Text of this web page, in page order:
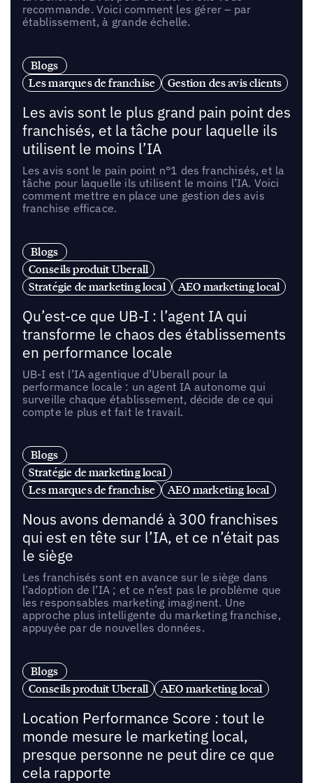
recommande. Voici comment les gérer – par
établissement, à grande échelle.
Blogs
Les marques de franchise
Gestion des avis clients
Les avis sont le plus grand pain point des
franchisés, et la tâche pour laquelle ils
utilisent le moins l’IA
Les avis sont le pain point n°1 des franchisés, et la
tâche pour laquelle ils utilisent le moins l’IA. Voici
comment mettre en place une gestion des avis
franchise efficace.
Blogs
Conseils produit Uberall
Stratégie de marketing local
AEO marketing local
Qu’est-ce que UB-I : l’agent IA qui
transforme le chaos des établissements
en performance locale
UB-I est l’IA agentique d’Uberall pour la
performance locale : un agent IA autonome qui
surveille chaque établissement, décide de ce qui
compte le plus et fait le travail.
Blogs
Stratégie de marketing local
Les marques de franchise
AEO marketing local
Nous avons demandé à 300 franchises
qui est en tête sur l’IA, et ce n’était pas
le siège
Les franchisés sont en avance sur le siège dans
l’adoption de l’IA ; et ce n’est pas le problème que
les responsables marketing imaginent. Une
approche plus intelligente du marketing franchise,
appuyée par de nouvelles données.
Blogs
Conseils produit Uberall
AEO marketing local
Location Performance Score : tout le
monde mesure le marketing local,
presque personne ne peut dire ce que
cela rapporte